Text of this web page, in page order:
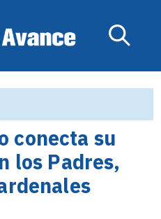
conecta su
los Padres,